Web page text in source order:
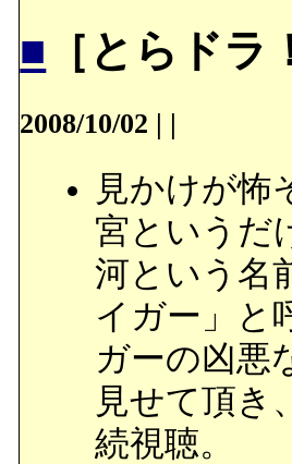
■ ［とらド
2008/10/02 | |
見かけが怖
宮というだ
河という名
イガー」と
ガーの凶悪
見せて頂き
続視聴。